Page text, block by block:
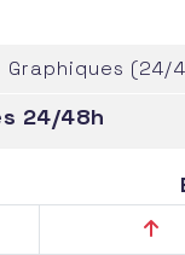
Graphiques (24/
24/48h